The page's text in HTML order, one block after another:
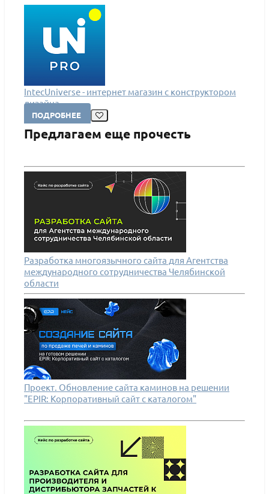
IntecUniverse - интернет магазин с конструктором
дизайна
ПОДРОБНЕЕ
Предлагаем еще прочесть
Разработка многоязычного сайта для Агентства
международного сотрудничества Челябинской
области
Проект. Обновление сайта каминов на решении
"EPIR: Корпоративный сайт с каталогом"